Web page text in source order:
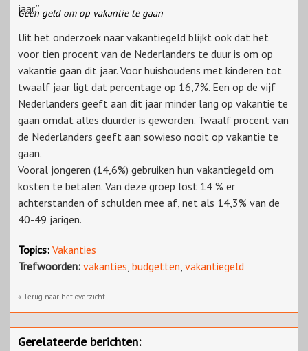
jaar.”
Geen geld om op vakantie te gaan
Uit het onderzoek naar vakantiegeld blijkt ook dat het
voor tien procent van de Nederlanders te duur is om op
vakantie gaan dit jaar. Voor huishoudens met kinderen tot
twaalf jaar ligt dat percentage op 16,7%. Een op de vijf
Nederlanders geeft aan dit jaar minder lang op vakantie te
gaan omdat alles duurder is geworden. Twaalf procent van
de Nederlanders geeft aan sowieso nooit op vakantie te
gaan.
Vooral jongeren (14,6%) gebruiken hun vakantiegeld om
kosten te betalen. Van deze groep lost 14 % er
achterstanden of schulden mee af, net als 14,3% van de
40-49 jarigen.
Topics: Vakanties
Trefwoorden: vakanties, budgetten, vakantiegeld
« Terug naar het overzicht
Gerelateerde berichten: